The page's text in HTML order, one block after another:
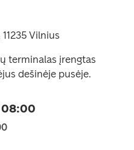
Vilnius
terminalas įrengtas
dešinėje pusėje.